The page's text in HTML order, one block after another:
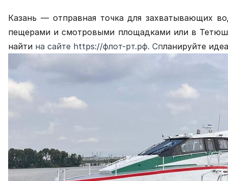
Казань — отправная точка для захватывающих
пещерами и смотровыми площадками или в
найти на сайте https://флот-рт.рф. Спланируйте